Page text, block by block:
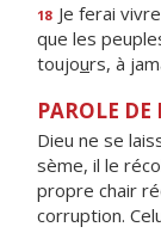
18 Je ferai
que les
toujours, à
PAROLE DE
Dieu ne se
sème, il le
propre chair
corruption.